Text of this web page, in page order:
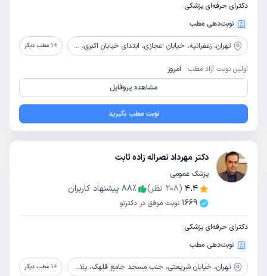
دکترای حرفه‌ای پزشکی
نوبت‌دهی مطب
تهران، زعفرانیه، خیابان اعجازی، ابتدای خیابان اکبری، پلاک 65، واحد 4 +
1 مطب دیگر
اولین نوبت آزاد مطب: امروز
مشاهده پروفایل
نوبت مطب بگیرید
دکتر مهرداد نصراله زاده ثابت
پزشک عمومی
4.4
(
208 نظر) 88٪
پیشنهاد کاربران
1669 نوبت موفق در دکترتو
دکترای حرفه‌ای پزشکی
نوبت‌دهی مطب
تهران، خیابان شریعتی، جنب مسجد جامع قلهک، پلاک 1564، ساختمان فرهنگ، طبقه 7، واحد 19 +
1 مطب دیگر